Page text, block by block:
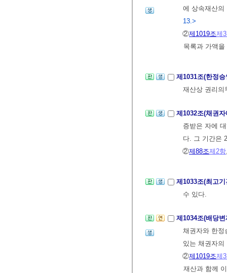
에 상속재산
13.>
②제1019조제
목록과 가액
제1031조(한정
재산상 권리의
제1032조(채권
증받은 자에
다. 그 기간은
②제88조제2항
제1033조(최고
수 있다.
제1034조(배당
채권자와 한
있는 채권자
②제1019조제
재산과 함께